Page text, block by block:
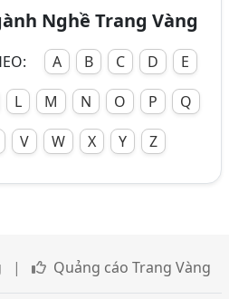
Nghề Trang Vàng
A B C D
E
L M N O P
Q
V W X Y Z
| Quảng cáo Trang Vàng